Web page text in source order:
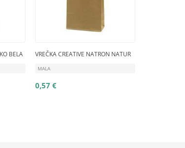
BELA VREČKA CREATIVE NATRON NATUR
MALA
0,57 €